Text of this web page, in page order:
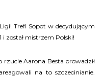
Trefl Sopot w decydującym
i został mistrzem Polski!
rzucie Aarona Besta prowadził
na to szczecinianie.